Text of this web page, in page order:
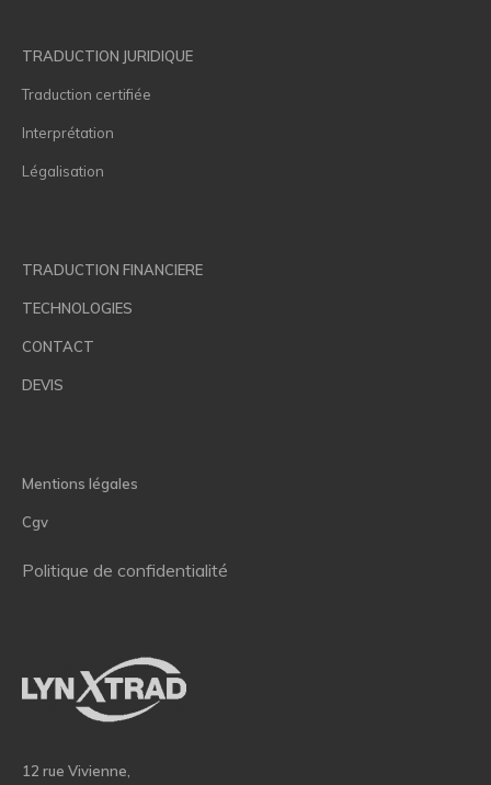
TRADUCTION JURIDIQUE
Traduction certifiée
Interprétation
Légalisation
TRADUCTION FINANCIERE
TECHNOLOGIES
CONTACT
DEVIS
Mentions légales
Cgv
Politique de confidentialité
12 rue Vivienne,